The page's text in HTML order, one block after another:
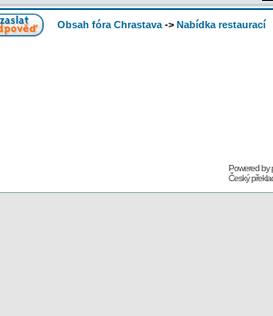
Obsah fóra Chrastava -> Nabídka restaurací
Powered by
Český